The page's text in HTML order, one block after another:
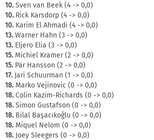
10.Sven van Beek (4 -> 0,0)
10.Rick Karsdorp (4 -> 0,0)
10.Karim El Ahmadi (4 -> 0,0)
13.Warner Hahn (3 -> 0,0)
13.Eljero Elia (3 -> 0,0)
15.Michiel Kramer (2 -> 0,0)
15.Pär Hansson (2 -> 0,0)
17.Jari Schuurman (1 -> 0,0)
18.Marko Vejinovic (0 -> 0,0)
18.Colin Kazim-Richards (0 -> 0,0)
18.Simon Gustafson (0 -> 0,0)
18.Bilal Başacıkoğlu (0 -> 0,0)
18.Miquel Nelom (0 -> 0,0)
18.Joey Sleegers (0 -> 0,0)